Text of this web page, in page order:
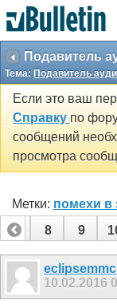
Подавитель
Тема: Подавитель
Если это ваш
Справку по
сообщений
просмотра
Метки: помехи в
7
8 9
eclipsemmc
10.02.2016